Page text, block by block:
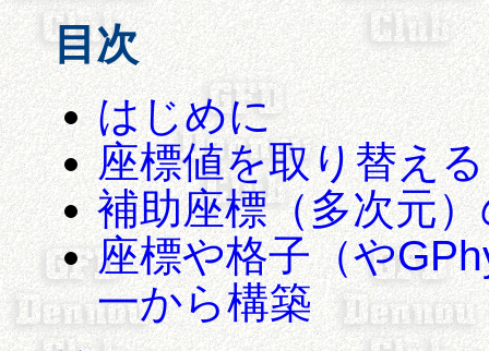
目次
はじめに
座標値を取り替える
補助座標（多次元
座標や格子（や
一から構築